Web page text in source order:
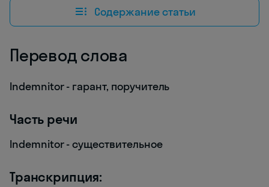
Содержание статьи
Перевод слова
Indemnitor - гарант, поручитель
Часть речи
Indemnitor - существительное
Транскрипция: